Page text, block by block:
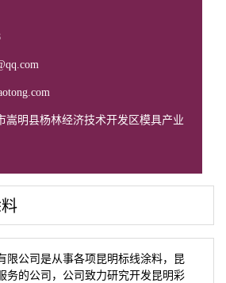
嵩明县杨林经济技术开发区模具产业
限公司是从事各项昆明标线涂料，昆
务的公司，公司致力研究开发昆明彩